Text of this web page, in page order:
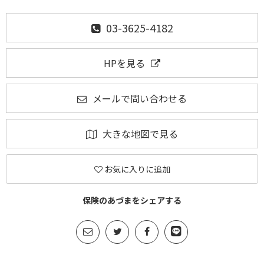
03-3625-4182
HPを見る
メールで問い合わせる
大きな地図で見る
お気に入りに追加
保険のあづまをシェアする